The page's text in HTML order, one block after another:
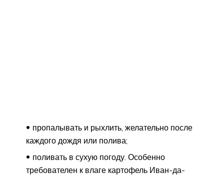
пропалывать и рыхлить, желательно после
каждого дождя или полива;
поливать в сухую погоду. Особенно
требователен к влаге картофель Иван-да-